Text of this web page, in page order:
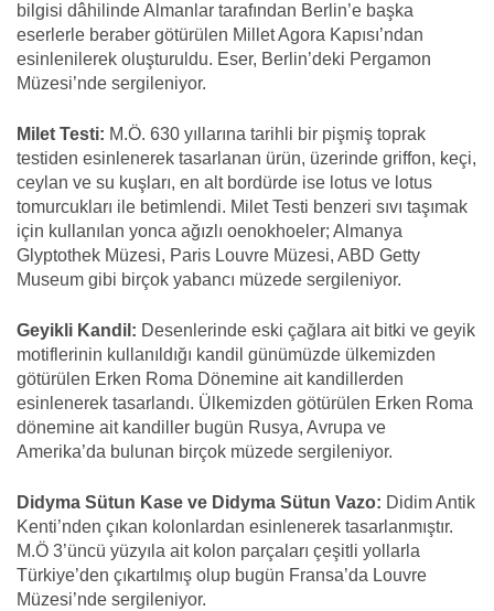
bilgisi dâhilinde Almanlar tarafından Berlin’e başka
eserlerle beraber götürülen Millet Agora Kapısı’ndan
esinlenilerek oluşturuldu. Eser, Berlin’deki Pergamon
Müzesi’nde sergileniyor.
Milet Testi: M.Ö. 630 yıllarına tarihli bir pişmiş toprak
testiden esinlenerek tasarlanan ürün, üzerinde griffon, keçi,
ceylan ve su kuşları, en alt bordürde ise lotus ve lotus
tomurcukları ile betimlendi. Milet Testi benzeri sıvı taşımak
için kullanılan yonca ağızlı oenokhoeler; Almanya
Glyptothek Müzesi, Paris Louvre Müzesi, ABD Getty
Museum gibi birçok yabancı müzede sergileniyor.
Geyikli Kandil: Desenlerinde eski çağlara ait bitki ve geyik
motiflerinin kullanıldığı kandil günümüzde ülkemizden
götürülen Erken Roma Dönemine ait kandillerden
esinlenerek tasarlandı. Ülkemizden götürülen Erken Roma
dönemine ait kandiller bugün Rusya, Avrupa ve
Amerika’da bulunan birçok müzede sergileniyor.
Didyma Sütun Kase ve Didyma Sütun Vazo: Didim Antik
Kenti’nden çıkan kolonlardan esinlenerek tasarlanmıştır.
M.Ö 3’üncü yüzyıla ait kolon parçaları çeşitli yollarla
Türkiye’den çıkartılmış olup bugün Fransa’da Louvre
Müzesi’nde sergileniyor.